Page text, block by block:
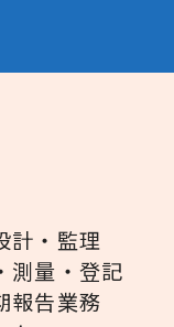
計・監理
測量・登記
報告業務